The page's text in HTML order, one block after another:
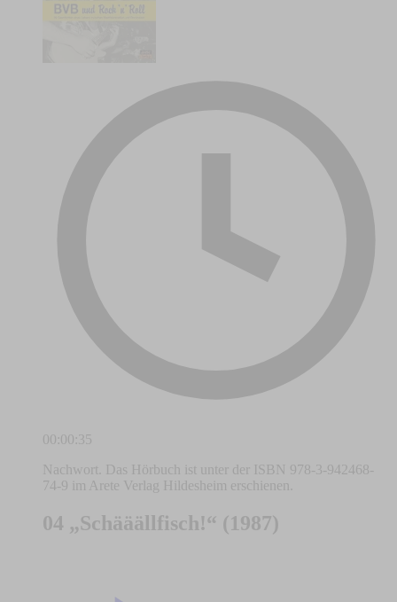
00:00:35
Nachwort. Das Hörbuch ist unter der ISBN 978-3-942468-
74-9 im Arete Verlag Hildesheim erschienen.
04 „Schääällfisch!“ (1987)